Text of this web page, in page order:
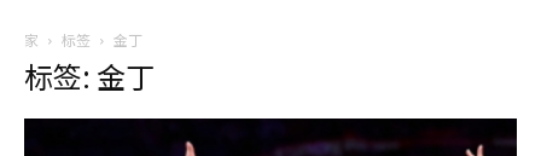
家 标签 金丁
标签: 金丁